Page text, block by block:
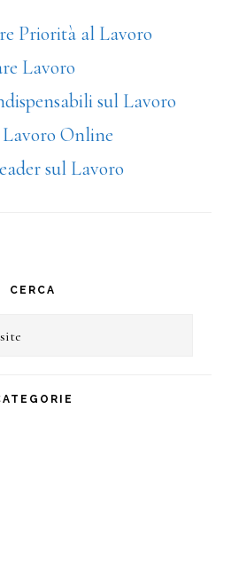
Priorità al Lavoro
Lavoro
sul Lavoro
Online
sul Lavoro
CERCA